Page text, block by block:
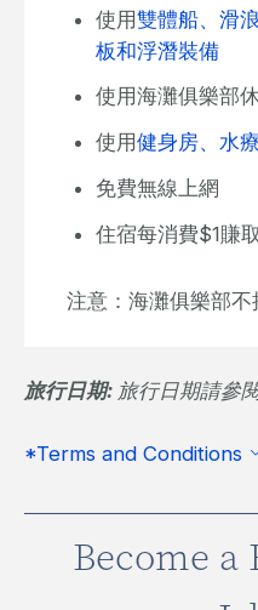
使用雙體船、滑
板和浮潛裝備
使用海灘俱樂部
使用健身房、水
免費無線上網
住宿每消費$1賺
注意：海灘俱樂部不
旅行日期: 旅行日期請參
*Terms and Conditions
Become